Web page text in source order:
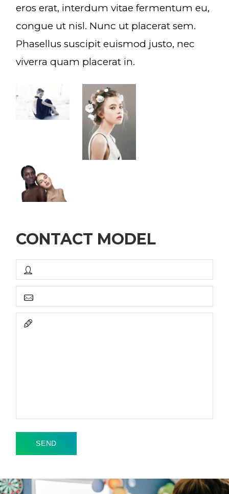
eros erat, interdum vitae fermentum eu,
congue ut nisl. Nunc ut placerat sem.
Phasellus suscipit euismod justo, nec
viverra quam placerat in.
CONTACT MODEL